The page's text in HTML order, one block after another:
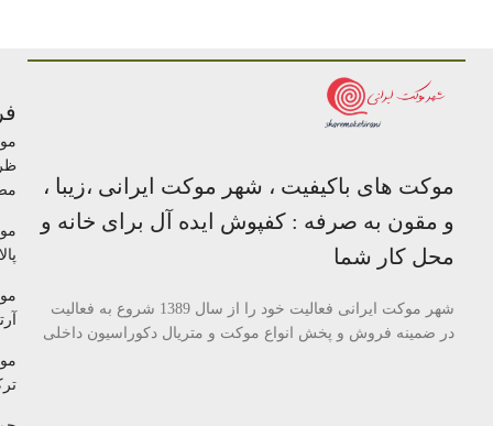
موکت های باکیفیت ، شهر موکت ایرانی ،زیبا ،
و مقون به صرفه : کفپوش ایده آل برای خانه و
محل کار شما
شهر موکت ایرانی فعالیت خود را از سال 1389 شروع به فعالیت
در ضمینه فروش و پخش انواع موکت و متریال دکوراسیون داخلی